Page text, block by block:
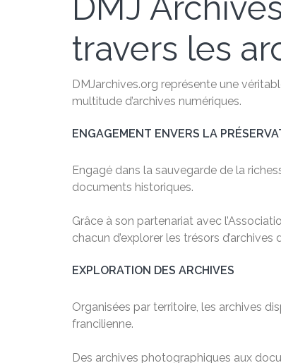
travers les
DMJarchives.org représente une
multitude d’archives numériques.
ENGAGEMENT ENVERS LA
Engagé dans la sauvegarde de la
documents historiques.
Grâce à son partenariat avec
chacun d’explorer les trésors d’archives
EXPLORATION DES ARCHIVES
Organisées par territoire, les archives
francilienne.
Des archives photographiques aux